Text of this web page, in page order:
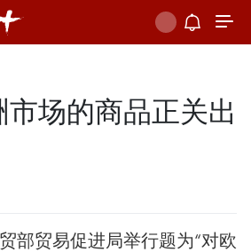
场的商品正关出
部贸易促进局举行题为“对欧